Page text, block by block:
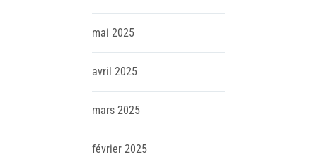
mai 2025
avril 2025
mars 2025
février 2025